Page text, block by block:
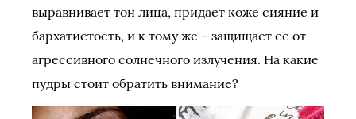
выравнивает тон лица, придает коже сияние и
бархатистость, и к тому же – защищает ее от
агрессивного солнечного излучения. На какие
пудры стоит обратить внимание?